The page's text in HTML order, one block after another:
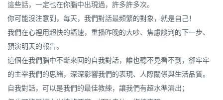
這些話，一定也在你腦中出現過，許多許多次。
你可能沒注意到，每天，我們對話最頻繁的對象，就是自己！
我們在心裡用超快的語速，重播昨晚的大吵、焦慮談判的下一步、
預演明天的報告。
這個在我們腦中不斷來回的自我對話，誰也聽不見看不到，卻牢牢
的主宰我們的思緒，深深影響我們的表現、人際關係與生活品質。
自我對話，可以是我們的最佳教練，讓我們有超水準演出；